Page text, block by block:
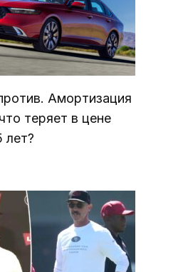
Амортизация
теряет в цене
лет?